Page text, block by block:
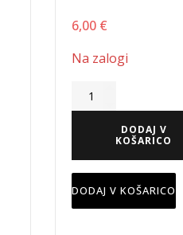
6,00 €
Na zalogi
DODAJ V
KOŠARICO
DODAJ V KOŠARICO